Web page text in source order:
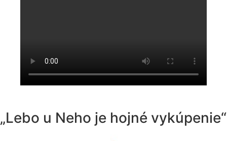
„Lebo u Neho je hojné vykúpenie“